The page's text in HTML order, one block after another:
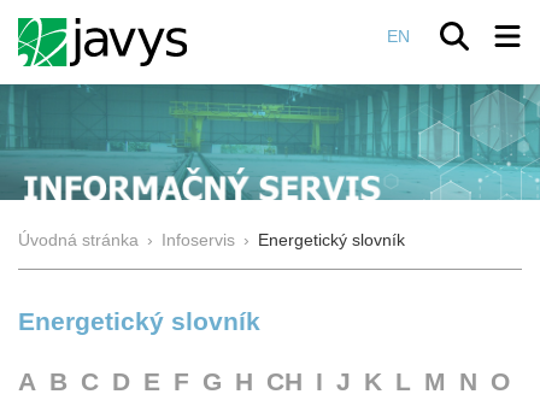
EN
Úvodná stránka › Infoservis › Energetický slovník
Energetický slovník
A B C D E F G H CH I J K L M N O